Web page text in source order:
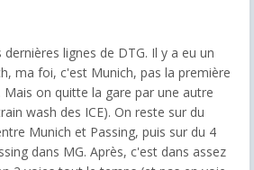
lignes de DTG. Il y a eu un
ma foi, c'est Munich, pas la première
on quitte la gare par une autre
wash des ICE). On reste sur du
Munich et Passing, puis sur du 4
dans MG. Après, c'est dans assez